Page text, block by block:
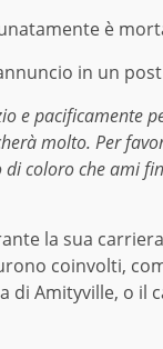
è
in un
e pacificamente
molto. Per
coloro che ami
la sua
coinvolti,
di Amityville, o il